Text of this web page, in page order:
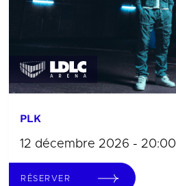
PLK
12 décembre 2026 - 20:00
RÉSERVER